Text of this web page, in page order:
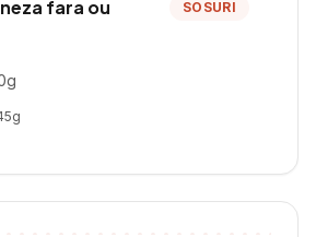
fara ou
SOSURI
g